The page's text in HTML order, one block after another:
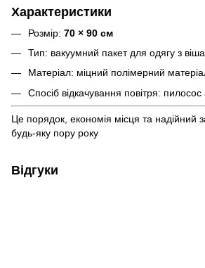
Характеристики
Розмір: 70 × 90 см
Тип: вакуумний пакет для одягу з
Матеріал: міцний полімерний
Спосіб відкачування повітря:
Це порядок, економія місця та надійний
будь-яку пору року
Відгуки